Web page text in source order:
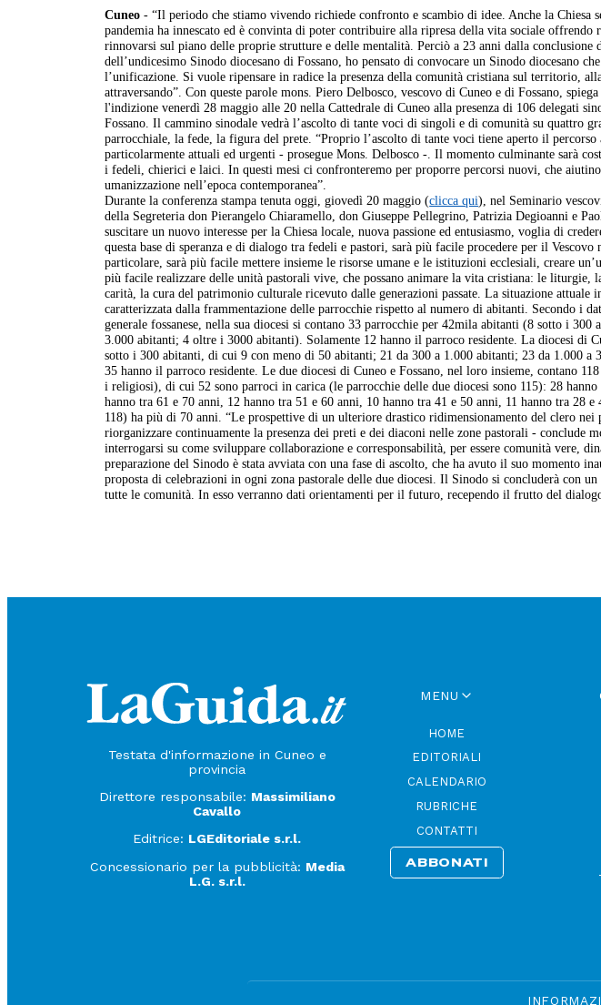
Cuneo - “Il periodo che stiamo vivendo richiede confronto e scambio di idee. Anche la Chiesa
pandemia ha innescato ed è convinta di poter contribuire alla ripresa della vita sociale offrendo
rinnovarsi sul piano delle proprie strutture e delle mentalità. Perciò a 23 anni dalla conclusione
dell’undicesimo Sinodo diocesano di Fossano, ho pensato di convocare un Sinodo diocesano
l’unificazione. Si vuole ripensare in radice la presenza della comunità cristiana sul territorio,
attraversando”. Con queste parole mons. Piero Delbosco, vescovo di Cuneo e di Fossano,
l'indizione venerdì 28 maggio alle 20 nella Cattedrale di Cuneo alla presenza di 106 delegati
Fossano. Il cammino sinodale vedrà l’ascolto di tante voci di singoli e di comunità su quattro
parrocchiale, la fede, la figura del prete. “Proprio l’ascolto di tante voci tiene aperto il
particolarmente attuali ed urgenti - prosegue Mons. Delbosco -. Il momento culminante sarà
i fedeli, chierici e laici. In questi mesi ci confronteremo per proporre percorsi nuovi, che
umanizzazione nell’epoca contemporanea”.
Durante la conferenza stampa tenuta oggi, giovedì 20 maggio (clicca qui), nel Seminario
della Segreteria don Pierangelo Chiaramello, don Giuseppe Pellegrino, Patrizia Degioanni e
suscitare un nuovo interesse per la Chiesa locale, nuova passione ed entusiasmo, voglia di
questa base di speranza e di dialogo tra fedeli e pastori, sarà più facile procedere per il
particolare, sarà più facile mettere insieme le risorse umane e le istituzioni ecclesiali, creare
più facile realizzare delle unità pastorali vive, che possano animare la vita cristiana: le liturgie,
carità, la cura del patrimonio culturale ricevuto dalle generazioni passate. La situazione attuale
caratterizzata dalla frammentazione delle parrocchie rispetto al numero di abitanti. Secondo i
generale fossanese, nella sua diocesi si contano 33 parrocchie per 42mila abitanti (8 sotto i
3.000 abitanti; 4 oltre i 3000 abitanti). Solamente 12 hanno il parroco residente. La diocesi di
sotto i 300 abitanti, di cui 9 con meno di 50 abitanti; 21 da 300 a 1.000 abitanti; 23 da 1.000 a
35 hanno il parroco residente. Le due diocesi di Cuneo e Fossano, nel loro insieme, contano
i religiosi), di cui 52 sono parroci in carica (le parrocchie delle due diocesi sono 115): 28
hanno tra 61 e 70 anni, 12 hanno tra 51 e 60 anni, 10 hanno tra 41 e 50 anni, 11 hanno tra 28
118) ha più di 70 anni. “Le prospettive di un ulteriore drastico ridimensionamento del clero nei
riorganizzare continuamente la presenza dei preti e dei diaconi nelle zone pastorali - conclude
interrogarsi su come sviluppare collaborazione e corresponsabilità, per essere comunità vere,
preparazione del Sinodo è stata avviata con una fase di ascolto, che ha avuto il suo momento
proposta di celebrazioni in ogni zona pastorale delle due diocesi. Il Sinodo si concluderà con
tutte le comunità. In esso verranno dati orientamenti per il futuro, recependo il frutto del
Testata d'informazione in Cuneo e
provincia
Direttore responsabile: Massimiliano
Cavallo
Editrice: LGEditoriale s.r.l.
Concessionario per la pubblicità: Media
L.G. s.r.l.
MENU
HOME
EDITORIALI
CALENDARIO
RUBRICHE
CONTATTI
ABBONATI